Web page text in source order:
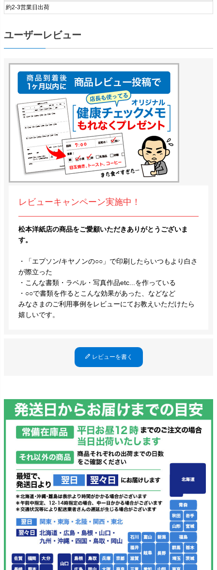
約2-3営業日出荷
ユーザーレビュー
レビューキャンペーン実施中！
松本洋紙店の商品をご愛顧いただきありがとうございま
す。
・「エプソン/キヤノンの○○」で印刷したらいつもより白さ
が際立った
・こんな書類・ラベル・写真作品etc...を作っている
・○○で書類を作るとこんな効果があった、などなど
みなさまのご利用事例をレビューにてお教えいただけたら
嬉しいです。
レビューを書く